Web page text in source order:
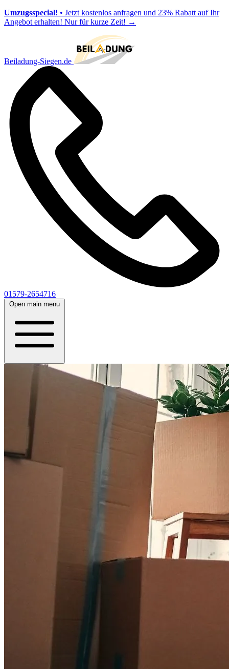
Umzugsspecial! • Jetzt kostenlos anfragen und 23% Rabatt auf Ihr
Angebot erhalten! Nur für kurze Zeit! →
Beiladung-Siegen.de
01579-2654716
Open main menu